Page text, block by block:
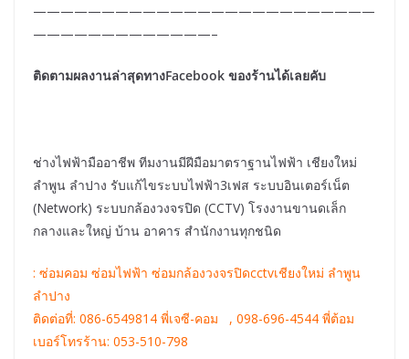
—————————————————————————
—————————————–
ติดตามผลงานล่าสุดทางFacebook ของร้านได้เลยคับ
ช่างไฟฟ้ามืออาชีพ ทีมงานมีฝีมือมาตราฐานไฟฟ้า เชียงใหม่
ลำพูน ลำปาง รับแก้ไขระบบไฟฟ้า3เฟส ระบบอินเตอร์เน็ต
(Network) ระบบกล้องวงจรปิด (CCTV) โรงงานขานดเล็ก
กลางและใหญ่ บ้าน อาคาร สำนักงานทุกชนิด
: ซ่อมคอม ซ่อมไฟฟ้า ซ่อมกล้องวงจรปิดcctvเชียงใหม่ ลำพูน
ลำปาง
ติดต่อที่: 086-6549814 พี่เจซี-คอม , 098-696-4544 พี่ต้อม
เบอร์โทรร้าน: 053-510-798